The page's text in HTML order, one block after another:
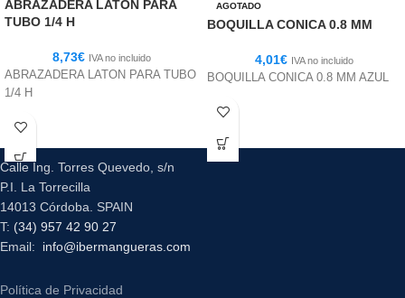
ABRAZADERA LATON PARA
TUBO 1/4 H
8,73€ IVA no incluido
ABRAZADERA LATON PARA TUBO
1/4 H
AGOTADO
BOQUILLA CONICA 0.8 MM
4,01€ IVA no incluido
BOQUILLA CONICA 0.8 MM AZUL
Calle Ing. Torres Quevedo, s/n
P.I. La Torrecilla
14013 Córdoba. SPAIN
T: (34) 957 42 90 27
Email: info@ibermangueras.com
Política de Privacidad